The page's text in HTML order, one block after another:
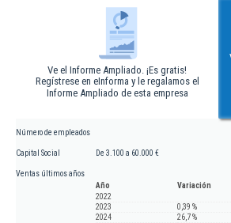
Ve el Informe Ampliado. ¡Es gratis!
Regístrese en eInforma y le regalamos el
Informe Ampliado de esta empresa
Número de empleados
Capital Social De 3.100 a 60.000 €
Ventas últimos años
Año
Variación
2022
2023
0,39 %
2024
26,7 %